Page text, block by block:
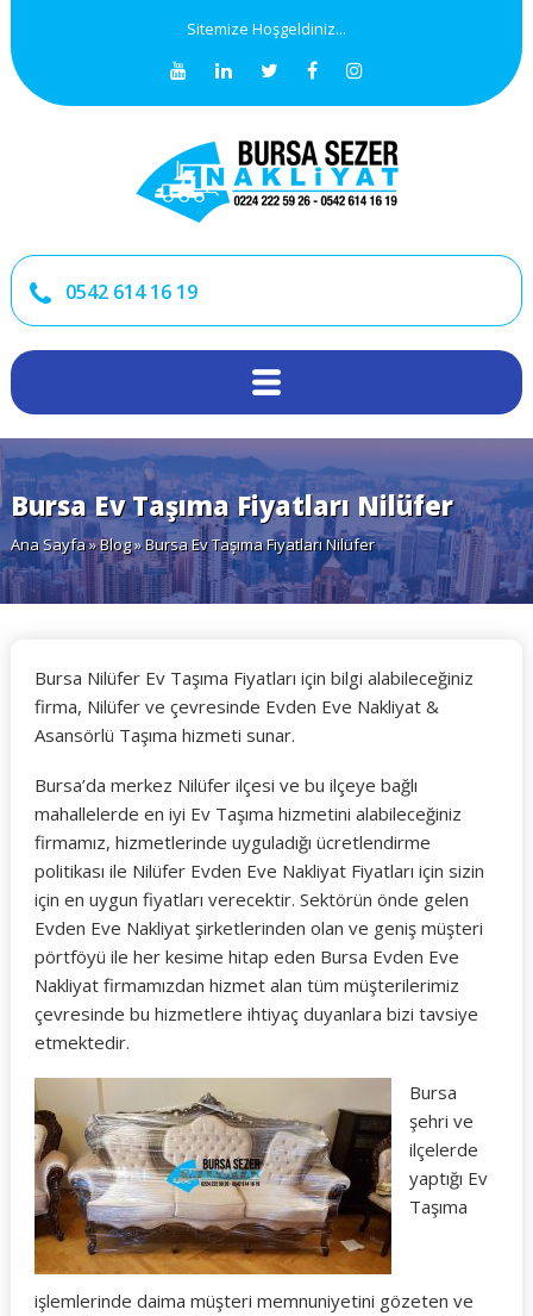
Sitemize Hoşgeldiniz...
0542 614 16 19
Bursa Ev Taşıma Fiyatları Nilüfer
Ana Sayfa»Blog» Bursa Ev Taşıma Fiyatları Nilüfer
Bursa Nilüfer Ev Taşıma Fiyatları için bilgi alabileceğiniz
firma, Nilüfer ve çevresinde Evden Eve Nakliyat &
Asansörlü Taşıma hizmeti sunar.
Bursa’da merkez Nilüfer ilçesi ve bu ilçeye bağlı
mahallelerde en iyi Ev Taşıma hizmetini alabileceğiniz
firmamız, hizmetlerinde uyguladığı ücretlendirme
politikası ile Nilüfer Evden Eve Nakliyat Fiyatları için sizin
için en uygun fiyatları verecektir. Sektörün önde gelen
Evden Eve Nakliyat şirketlerinden olan ve geniş müşteri
pörtföyü ile her kesime hitap eden Bursa Evden Eve
Nakliyat firmamızdan hizmet alan tüm müşterilerimiz
çevresinde bu hizmetlere ihtiyaç duyanlara bizi tavsiye
etmektedir.
Bursa
şehri ve
ilçelerde
yaptığı Ev
Taşıma
işlemlerinde daima müşteri memnuniyetini gözeten ve